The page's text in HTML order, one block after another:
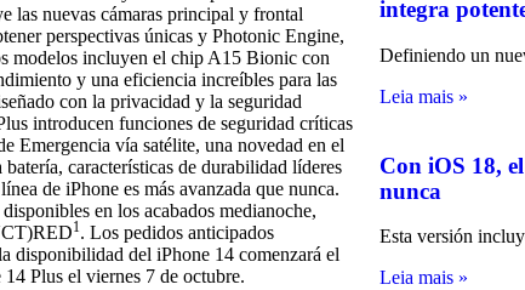
las nuevas cámaras principal y frontal
perspectivas únicas y Photonic Engine,
modelos incluyen el chip A15 Bionic con
y una eficiencia increíbles para las
con la privacidad y la seguridad
introducen funciones de seguridad críticas
Emergencia vía satélite, una novedad en el
características de durabilidad líderes
de iPhone es más avanzada que nunca.
en los acabados medianoche,
1. Los pedidos anticipados
disponibilidad del iPhone 14 comenzará el
Plus el viernes 7 de octubre.
integra
Definiendo un
Leia mais »
Con iOS 18,
nunca
Esta versión
Leia mais »